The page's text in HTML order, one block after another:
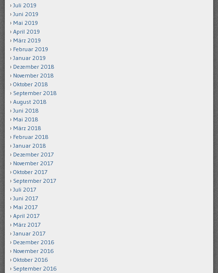
Juli 2019
Juni 2019
Mai 2019
April 2019
März 2019
Februar 2019
Januar 2019
Dezember 2018
November 2018
Oktober 2018
September 2018
August 2018
Juni 2018
Mai 2018
März 2018
Februar 2018
Januar 2018
Dezember 2017
November 2017
Oktober 2017
September 2017
Juli 2017
Juni 2017
Mai 2017
April 2017
März 2017
Januar 2017
Dezember 2016
November 2016
Oktober 2016
September 2016